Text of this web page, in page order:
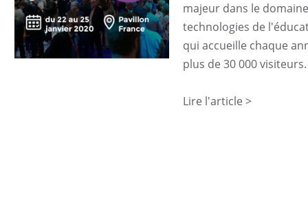
majeur dans le
technologies de
qui accueille chaque
plus de 30 000 visiteurs.
Lire l'article >